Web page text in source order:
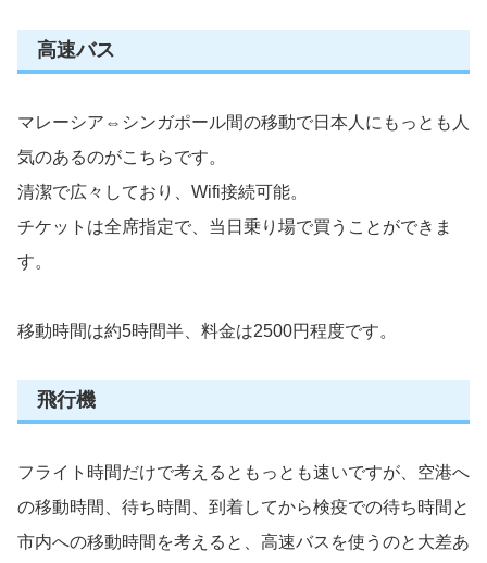
高速バス
マレーシア⇔シンガポール間の移動で日本人にもっとも人
気のあるのがこちらです。
清潔で広々しており、Wifi接続可能。
チケットは全席指定で、当日乗り場で買うことができま
す。
移動時間は約5時間半、料金は2500円程度です。
飛行機
フライト時間だけで考えるともっとも速いですが、空港へ
の移動時間、待ち時間、到着してから検疫での待ち時間と
市内への移動時間を考えると、高速バスを使うのと大差あ